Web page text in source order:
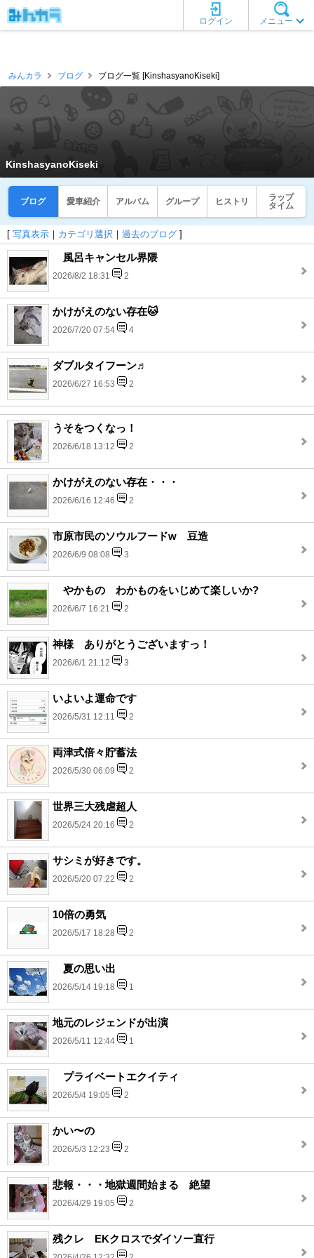
メニュー
ログイン
みんカラ ブログ ブログ一覧 [KinshasyanoKiseki]
KinshasyanoKiseki
ブログ 愛車紹介 アルバム グループ ヒストリ
ラップ
タイム
[ 写真表示 ｜ カテゴリ選択 ｜ 過去のブログ ]
風呂キャンセル界隈
2026/8/2 18:31 2
かけがえのない存在🐱
2026/7/20 07:54 4
ダブルタイフーン♬
2026/6/27 16:53 2
うそをつくなっ！
2026/6/18 13:12 2
かけがえのない存在・・・
2026/6/16 12:46 2
市原市民のソウルフードw 豆造
2026/6/9 08:08 3
やかもの わかものをいじめて楽しいか?
2026/6/7 16:21 2
神様 ありがとうございますっ！
2026/6/1 21:12 3
いよいよ運命です
2026/5/31 12:11 2
両津式倍々貯蓄法
2026/5/30 06:09 2
世界三大残虐超人
2026/5/24 20:16 2
サシミが好きです。
2026/5/20 07:22 2
10倍の勇気
2026/5/17 18:28 2
夏の思い出
2026/5/14 19:18 1
地元のレジェンドが出演
2026/5/11 12:44 1
プライベートエクイティ
2026/5/4 19:05 2
かい〜の
2026/5/3 12:23 2
悲報・・・地獄週間始まる 絶望
2026/4/29 19:05 2
残クレ EKクロスでダイソー直行